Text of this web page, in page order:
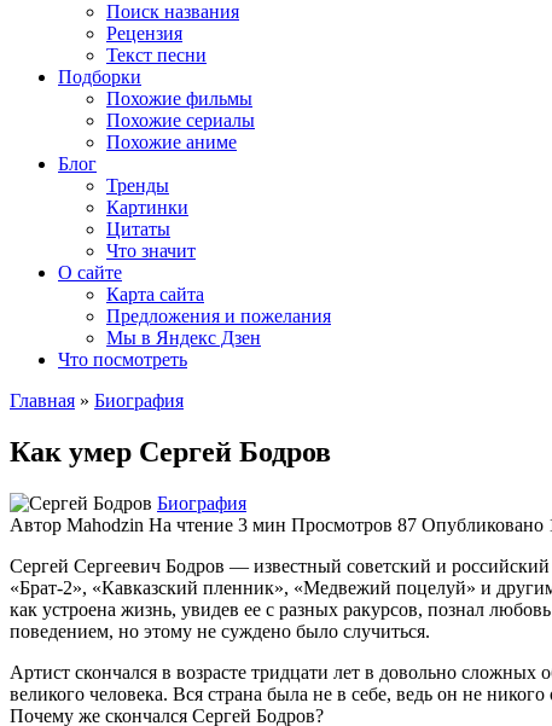
Поиск названия
Рецензия
Текст песни
Подборки
Похожие фильмы
Похожие сериалы
Похожие аниме
Блог
Тренды
Картинки
Цитаты
Что значит
О сайте
Карта сайта
Предложения и пожелания
Мы в Яндекс Дзен
Что посмотреть
Главная » Биография
Как умер Сергей Бодров
Биография
Автор Mahodzin На чтение 3 мин Просмотров 87 Опубликовано
Сергей Сергеевич Бодров — известный советский и
«Брат-2», «Кавказский пленник», «Медвежий поцелуй» и
как устроена жизнь, увидев ее с разных ракурсов, познал
поведением, но этому не суждено было случиться.
Артист скончался в возрасте тридцати лет в довольно сложных
великого человека. Вся страна была не в себе, ведь он не
Почему же скончался Сергей Бодров?